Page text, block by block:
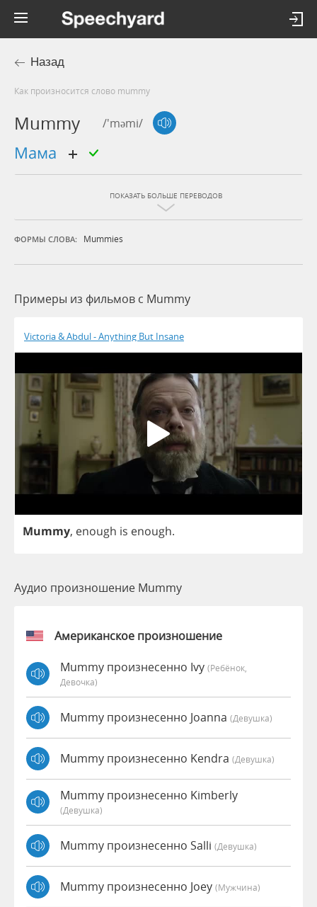
Назад
Как произносится слово mummy
Mummy /'məmi/
мама
ПОКАЗАТЬ БОЛЬШЕ ПЕРЕВОДОВ
ФОРМЫ СЛОВА: Mummies
Примеры из фильмов c Mummy
Victoria & Abdul - Anything But Insane
Mummy, enough is enough.
Аудио произношение Mummy
Американское произношение
Mummy произнесенно Ivy (Ребёнок,
Девочка)
Mummy произнесенно Joanna (девушка)
Mummy произнесенно Kendra (девушка)
Mummy произнесенно Kimberly
(девушка)
Mummy произнесенно Salli (девушка)
Mummy произнесенно Joey (мужчина)